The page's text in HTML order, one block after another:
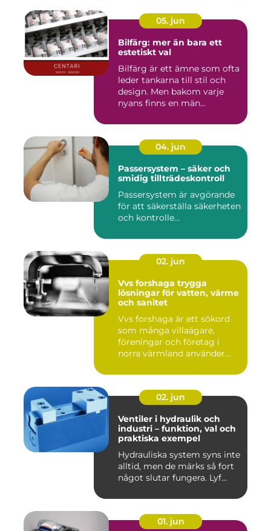
05. jun
Bilfärg: mer än bara ett
estetiskt val
Bilfärg är ett ämne som ofta
leder tankarna till stil och
design. Men bakom varje
nyans finns en män...
04. jun
Passersystem – säker och
smidig tillträdeskontroll
Passersystem är avgörande
för att säkerställa säkerheten
och kontrolle...
02. jun
Vvs forshaga trygga
lösningar för vatten, värme
och sanitet
Vvs forshaga är ett sökord
som många villaägare,
föreningar och företag i
norra värmland använder
02. jun
Ventiler i hydraulik och
industri – funktion, val och
praktiska exempel
Hydrauliska system syns inte
alltid, men de märks så fort
något slutar fungera. Lyf...
01. jun